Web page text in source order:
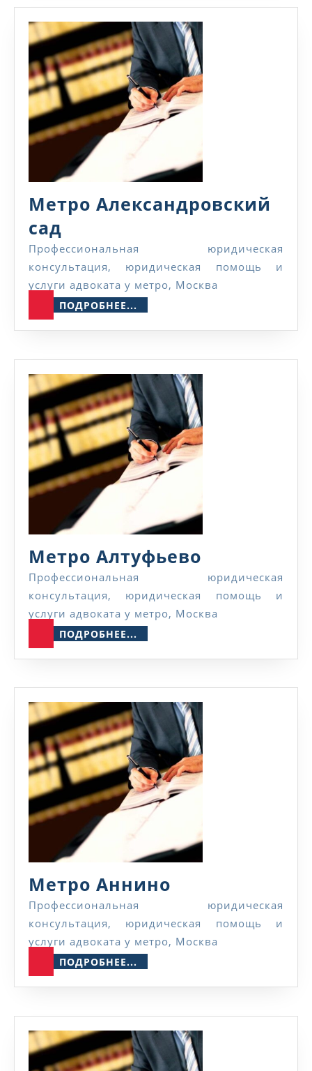
Метро Александровский
сад
Александровский
сад
Профессиональная юридическая
консультация, юридическая помощь и
услуги адвоката у метро, Москва
ПОДРОБНЕЕ...
Метро Алтуфьево
Алтуфьево
Профессиональная юридическая
консультация, юридическая помощь и
услуги адвоката у метро, Москва
ПОДРОБНЕЕ...
Метро Аннино
Аннино
Профессиональная юридическая
консультация, юридическая помощь и
услуги адвоката у метро, Москва
ПОДРОБНЕЕ...